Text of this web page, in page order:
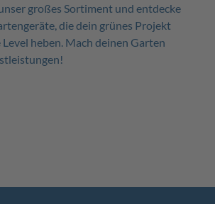
großes Sortiment und entdecke
die dein grünes Projekt
Level heben. Mach deinen Garten